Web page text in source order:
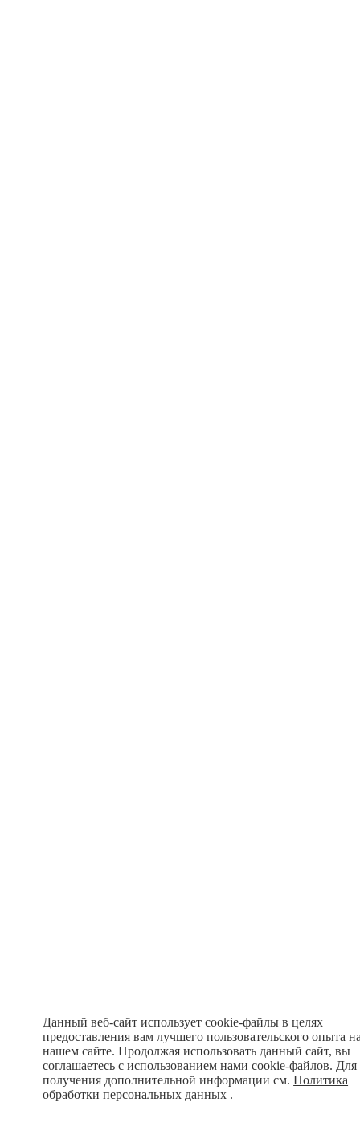
Данный веб-сайт использует cookie-файлы в целях
предоставления вам лучшего пользовательского опыта
нашем сайте. Продолжая использовать данный сайт, вы
соглашаетесь с использованием нами cookie-файлов. Для
получения дополнительной информации см.Политика
обработки персональных данных .